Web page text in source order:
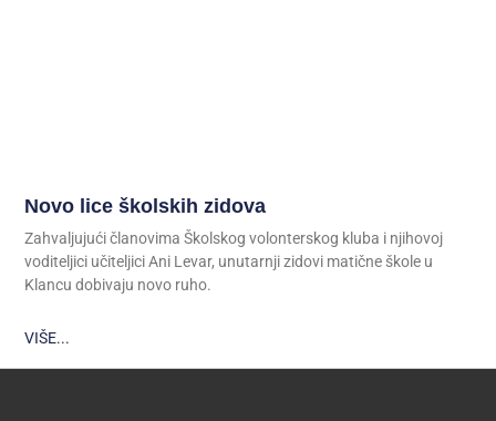
Novo lice školskih zidova
Zahvaljujući članovima Školskog volonterskog kluba i njihovoj
voditeljici učiteljici Ani Levar, unutarnji zidovi matične škole u
Klancu dobivaju novo ruho.
VIŠE...